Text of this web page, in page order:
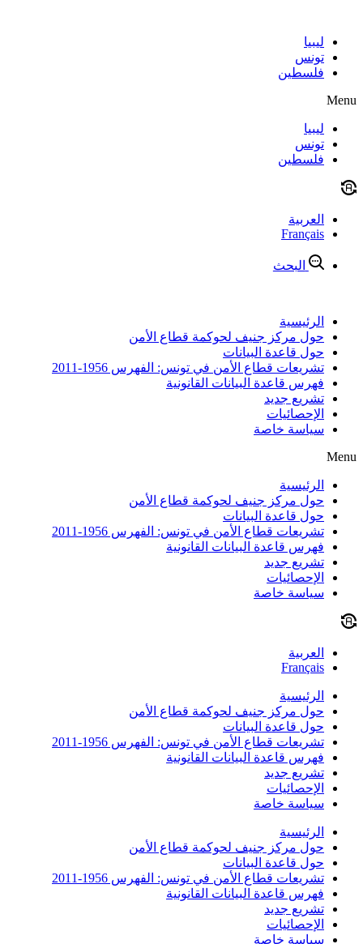
contentليبيا
تونس
فلسطين
Menu
ليبيا
تونس
فلسطين
العربية
Français
البحث
الرئيسية
حول مركز جنيف لحوكمة قطاع الأمن
حول قاعدة البيانات
تشريعات قطاع الأمن في تونس: الفهرس 1956-2011
فهرس قاعدة البيانات القانونية
تشريع جديد
الإحصائيات
سياسة خاصة
Menu
الرئيسية
حول مركز جنيف لحوكمة قطاع الأمن
حول قاعدة البيانات
تشريعات قطاع الأمن في تونس: الفهرس 1956-2011
فهرس قاعدة البيانات القانونية
تشريع جديد
الإحصائيات
سياسة خاصة
العربية
Français
الرئيسية
حول مركز جنيف لحوكمة قطاع الأمن
حول قاعدة البيانات
تشريعات قطاع الأمن في تونس: الفهرس 1956-2011
فهرس قاعدة البيانات القانونية
تشريع جديد
الإحصائيات
سياسة خاصة
الرئيسية
حول مركز جنيف لحوكمة قطاع الأمن
حول قاعدة البيانات
تشريعات قطاع الأمن في تونس: الفهرس 1956-2011
فهرس قاعدة البيانات القانونية
تشريع جديد
الإحصائيات
سياسة خاصة